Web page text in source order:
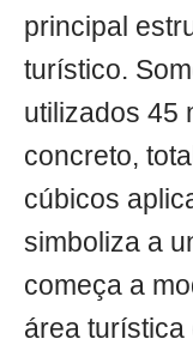
principal
turístico.
utilizados 45
concreto,
cúbicos
simboliza a
começa a
área turística